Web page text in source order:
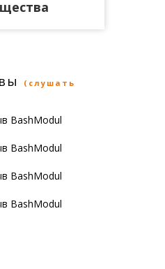
(слушать
BashModul
BashModul
BashModul
BashModul